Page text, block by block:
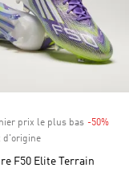
prix le plus bas -50%
d'origine
F50 Elite Terrain